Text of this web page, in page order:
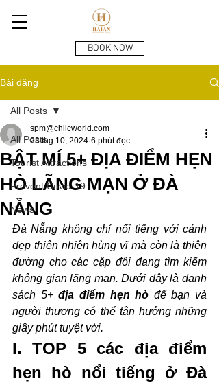
BOOK NOW
Bài đăng
All Posts
Tourist Attractions
Prevent Covid-19
News
All Posts
BẬT MÍ 5+ ĐỊA ĐIỂM HẸN
HÒ LÃNG MẠN Ở ĐÀ
NẴNG
spm@chiicworld.com
23 thg 10, 2024 6 phút đọc
Đà Nẵng không chỉ nổi tiếng với cảnh
đẹp thiên nhiên hùng vĩ mà còn là thiên
đường cho các cặp đôi đang tìm kiếm
không gian lãng mạn. Dưới đây là danh
sách 5+ địa điểm hẹn hò để bạn và
người thương có thể tận hưởng những
giây phút tuyệt vời.
I. TOP 5 các địa điểm
hẹn hò nổi tiếng ở Đà